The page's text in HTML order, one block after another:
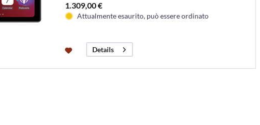
1.309,00 €
Attualmente esaurito, può essere ordinato
Details